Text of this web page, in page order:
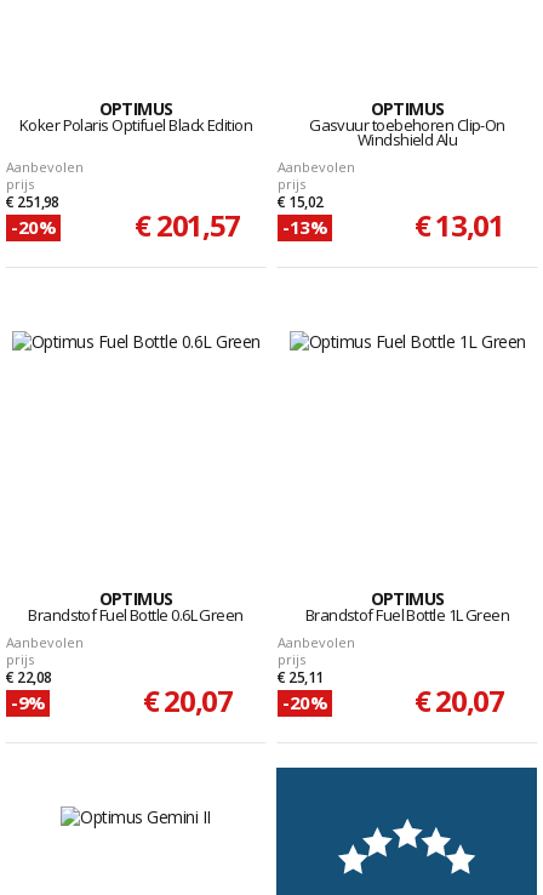
OPTIMUS
Koker Polaris Optifuel Black Edition
Aanbevolen
prijs
€ 251,98
-20% € 201,57
OPTIMUS
Gasvuur toebehoren Clip-On
Windshield Alu
Aanbevolen
prijs
€ 15,02
-13% € 13,01
OPTIMUS
Brandstof Fuel Bottle 0.6L Green
Aanbevolen
prijs
€ 22,08
-9% € 20,07
OPTIMUS
Brandstof Fuel Bottle 1L Green
Aanbevolen
prijs
€ 25,11
-20% € 20,07